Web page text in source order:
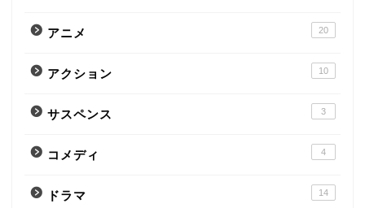
アニメ 20
アクション 10
サスペンス 3
コメディ 4
ドラマ 14